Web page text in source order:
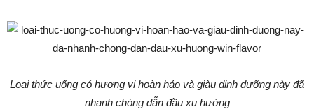
Loại thức uống có hương vị hoàn hảo và giàu dinh dưỡng này đã
nhanh chóng dẫn đầu xu hướng